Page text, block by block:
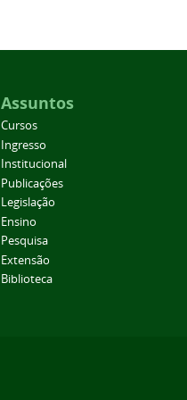
Assuntos
Cursos
Ingresso
Institucional
Publicações
Legislação
Ensino
Pesquisa
Extensão
Biblioteca